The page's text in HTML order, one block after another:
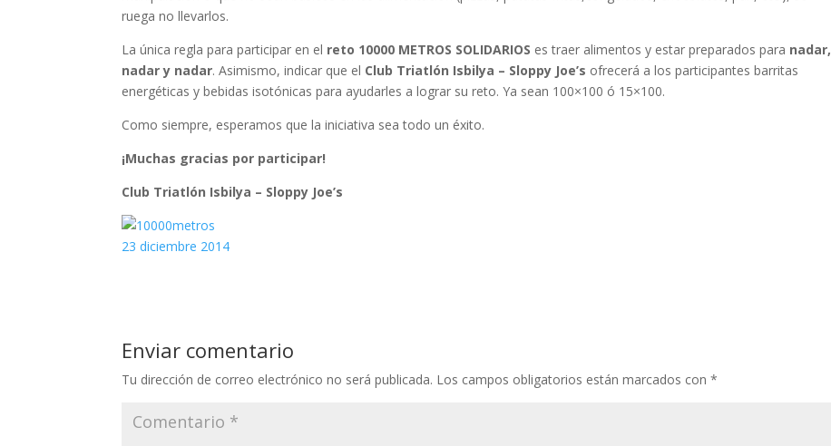
ruega no llevarlos.
La única regla para participar en el reto 10000 METROS SOLIDARIOS es traer alimentos y estar preparados para nadar,
nadar y nadar. Asimismo, indicar que el Club Triatlón Isbilya – Sloppy Joe’s ofrecerá a los participantes barritas
energéticas y bebidas isotónicas para ayudarles a lograr su reto. Ya sean 100×100 ó 15×100.
Como siempre, esperamos que la iniciativa sea todo un éxito.
¡Muchas gracias por participar!
Club Triatlón Isbilya – Sloppy Joe’s
23 diciembre 2014
Enviar comentario
Tu dirección de correo electrónico no será publicada. Los campos obligatorios están marcados con*